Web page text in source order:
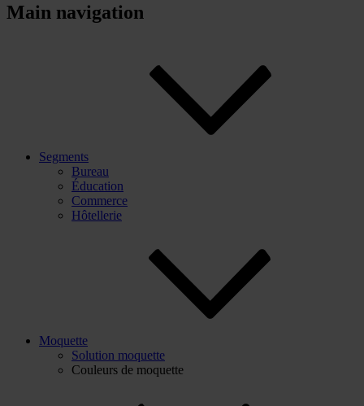
Main navigation
Segments
Bureau
Éducation
Commerce
Hôtellerie
Moquette
Solution moquette
Couleurs de moquette